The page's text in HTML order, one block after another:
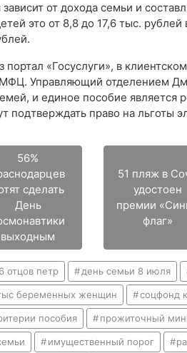
от дохода семьи и
это от 8,8 до 17,6 тыс.
«Госуслуги», в
Управляющий отделением
и единое пособие
подтверждать право на льготы
56%
сделать
День
выходным
51 пляж в
удостоен
премии
флаг»
отцов петр день семьи 8 июля
беременных женщин соцфонд
пособия прожиточный
имущественный порог